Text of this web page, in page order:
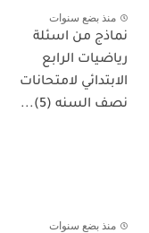
منذ بضع سنوات
نماذج من اسئلة
رياضيات الرابع
الابتدائي لامتحانات
نصف السنه (5)...
منذ بضع سنوات